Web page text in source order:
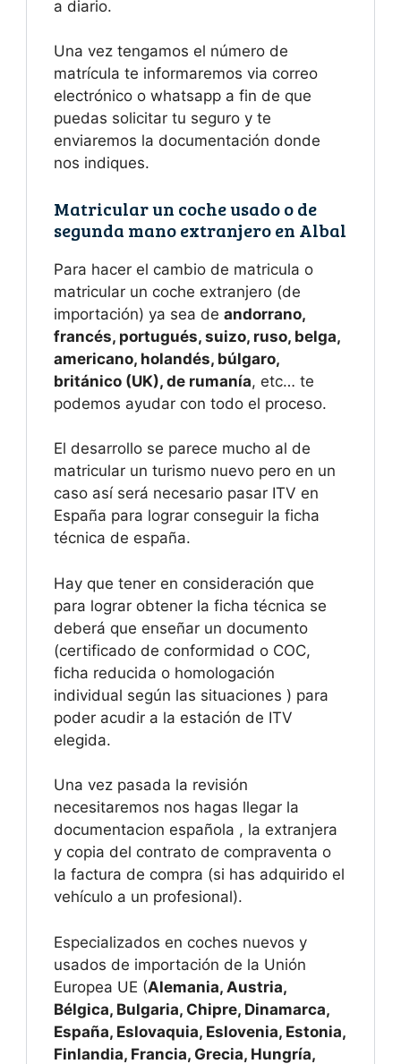
a diario.
Una vez tengamos el número de
matrícula te informaremos via correo
electrónico o whatsapp a fin de que
puedas solicitar tu seguro y te
enviaremos la documentación donde
nos indiques.
Matricular un coche usado o de
segunda mano extranjero en Albal
Para hacer el cambio de matricula o
matricular un coche extranjero (de
importación) ya sea de andorrano,
francés, portugués, suizo, ruso, belga,
americano, holandés, búlgaro,
británico (UK), de rumanía, etc… te
podemos ayudar con todo el proceso.
El desarrollo se parece mucho al de
matricular un turismo nuevo pero en un
caso así será necesario pasar ITV en
España para lograr conseguir la ficha
técnica de españa.
Hay que tener en consideración que
para lograr obtener la ficha técnica se
deberá que enseñar un documento
(certificado de conformidad o COC,
ficha reducida o homologación
individual según las situaciones ) para
poder acudir a la estación de ITV
elegida.
Una vez pasada la revisión
necesitaremos nos hagas llegar la
documentacion española , la extranjera
y copia del contrato de compraventa o
la factura de compra (si has adquirido el
vehículo a un profesional).
Especializados en coches nuevos y
usados de importación de la Unión
Europea UE (Alemania, Austria,
Bélgica, Bulgaria, Chipre, Dinamarca,
España, Eslovaquia, Eslovenia, Estonia,
Finlandia, Francia, Grecia, Hungría,